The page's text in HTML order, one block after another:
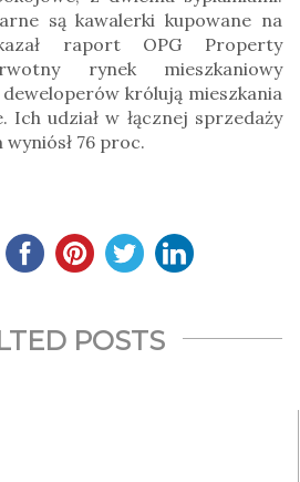
są kawalerki kupowane na
raport OPG Property
rynek mieszkaniowy
królują mieszkania
udział w łącznej sprzedaży
76 proc.
POSTS